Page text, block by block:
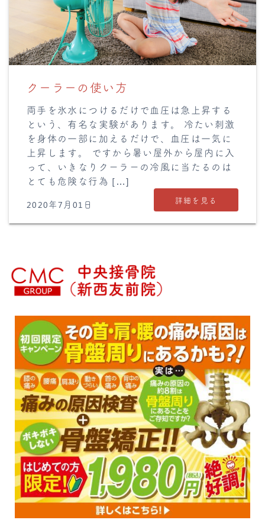
クーラーの使い方
両手を氷水につけるだけで血圧は急上昇する
という、有名な実験があります。 冷たい刺激
を身体の一部に加えるだけで、血圧は一気に
上昇します。 ですから暑い屋外から屋内に入
って、いきなりクーラーの冷風に当たるのは
とても危険な行為 […]
2020年7月01日 詳細を見る